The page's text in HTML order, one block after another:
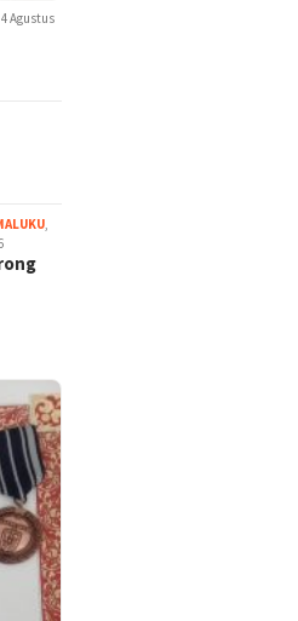
4 Agustus
,